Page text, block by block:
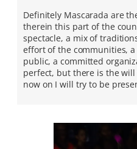
Definitely Mascarada are
therein this part of the
spectacle, a mix of
effort of the communities,
public, a committed
perfect, but there is the
now on I will try to be